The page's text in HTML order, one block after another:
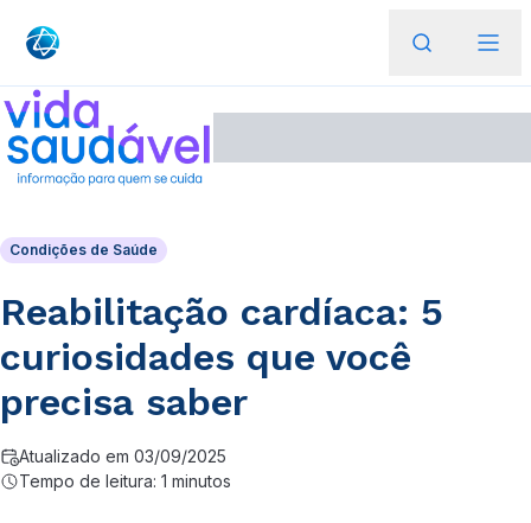
Condições de Saúde
Reabilitação cardíaca: 5
curiosidades que você
precisa saber
Atualizado em 03/09/2025
Tempo de leitura: 1 minutos